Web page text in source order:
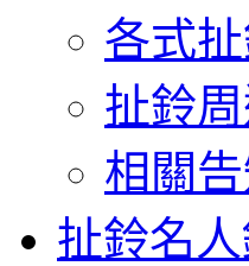
各式
扯鈴
相關告
扯鈴名